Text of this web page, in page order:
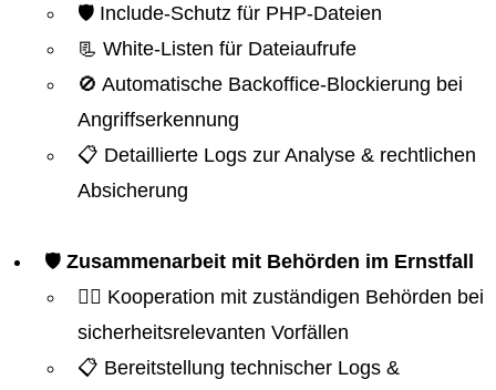
🛡️ Include-Schutz für PHP-Dateien
📃 White-Listen für Dateiaufrufe
🚫 Automatische Backoffice-Blockierung bei
Angriffserkennung
📋 Detaillierte Logs zur Analyse & rechtlichen
Absicherung
🛡️ Zusammenarbeit mit Behörden im Ernstfall
👮‍♂️ Kooperation mit zuständigen Behörden bei
sicherheitsrelevanten Vorfällen
📋 Bereitstellung technischer Logs &